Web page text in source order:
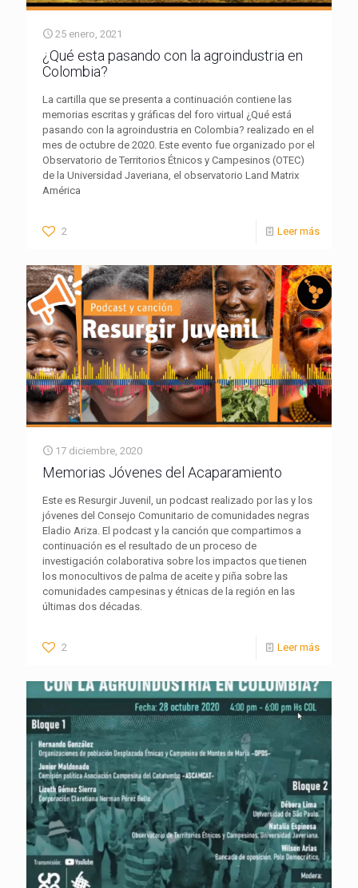
25 enero, 2021
¿Qué esta pasando con la agroindustria en
Colombia?
La cartilla que se presenta a continuación contiene las
memorias escritas y gráficas del foro virtual ¿Qué está
pasando con la agroindustria en Colombia? realizado en el
mes de octubre de 2020. Este evento fue organizado por el
Observatorio de Territorios Étnicos y Campesinos (OTEC)
de la Universidad Javeriana, el observatorio Land Matrix
América
2 Leer más
17 diciembre, 2020
Memorias Jóvenes del Acaparamiento
Este es Resurgir Juvenil, un podcast realizado por las y los
jóvenes del Consejo Comunitario de comunidades negras
Eladio Ariza. El podcast y la canción que compartimos a
continuación es el resultado de un proceso de
investigación colaborativa sobre los impactos que tienen
los monocultivos de palma de aceite y piña sobre las
comunidades campesinas y étnicas de la región en las
últimas dos décadas.
2 Leer más